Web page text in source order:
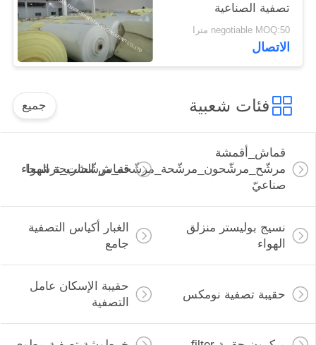
تصفية الصناعية
negotiable MOQ:50 مترا
الاتصال
فئات شعبية جميع
قماش_أقمشة
مرشّح_مرشّحون_مرشّحة_مرشّحة_مرشّحات_ترشيحا
صناعيّ
قماش الشريحة الهواء
نسيج بوليستر منزلق
الهواء
الغبار أكياس التصفية
جامع
حقيبة تصفية نومكس
حقيبة الإسكان عامل
التصفية